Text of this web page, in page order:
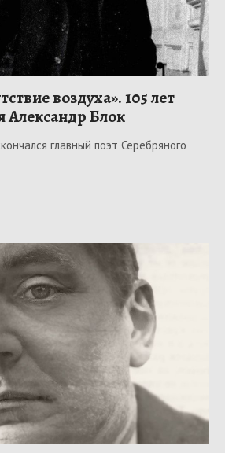
воздуха». 105 лет
Александр Блок
главный поэт Серебряного